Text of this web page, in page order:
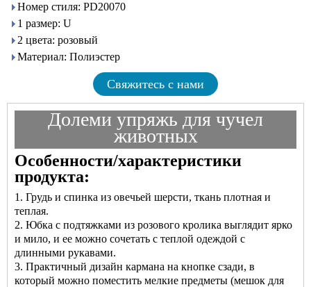
Номер стиля: PD20070
1 размер: U
2 цвета: розовый
Материал: Полиэстер
Свяжитесь с нами
Долеми упряжь для чучел
животных
Особенности/характеристики
продукта:
1. Грудь и спинка из овечьей шерсти, ткань плотная и
теплая.
2. Юбка с подтяжками из розового кролика выглядит ярко
и мило, и ее можно сочетать с теплой одеждой с
длинными рукавами.
3. Практичный дизайн кармана на кнопке сзади, в
который можно поместить мелкие предметы (мешок для